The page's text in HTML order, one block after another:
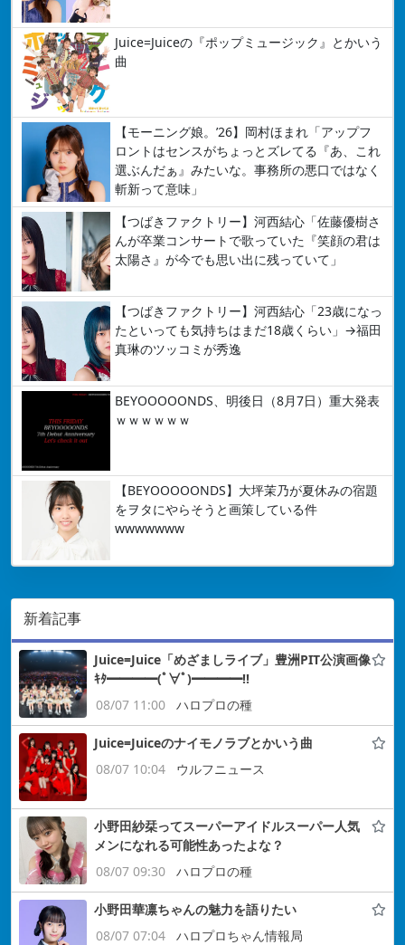
Juice=Juiceの『ポップミュージック』とかいう
曲
【モーニング娘。’26】岡村ほまれ「アップフ
ロントはセンスがちょっとズレてる『あ、これ
選ぶんだぁ』みたいな。事務所の悪口ではなく
斬新って意味」
【つばきファクトリー】河西結心「佐藤優樹さ
んが卒業コンサートで歌っていた『笑顔の君は
太陽さ』が今でも思い出に残っていて」
【つばきファクトリー】河西結心「23歳になっ
たといっても気持ちはまだ18歳くらい」→福田
真琳のツッコミが秀逸
BEYOOOOONDS、明後日（8月7日）重大発表
ｗｗｗｗｗｗ
【BEYOOOOONDS】大坪茉乃が夏休みの宿題
をヲタにやらそうと画策している件
wwwwwww
新着記事
Juice=Juice「めざましライブ」豊洲PIT公演画像
ｷﾀ━━━━(ﾟ∀ﾟ)━━━━!!
08/07 11:00
ハロプロの種
Juice=Juiceのナイモノラブとかいう曲
08/07 10:04
ウルフニュース
小野田紗栞ってスーパーアイドルスーパー人気
メンになれる可能性あったよな？
08/07 09:30
ハロプロの種
小野田華凛ちゃんの魅力を語りたい
08/07 07:04
ハロプロちゃん情報局